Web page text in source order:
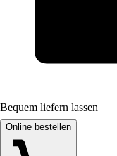
Bequem liefern lassen
Online bestellen